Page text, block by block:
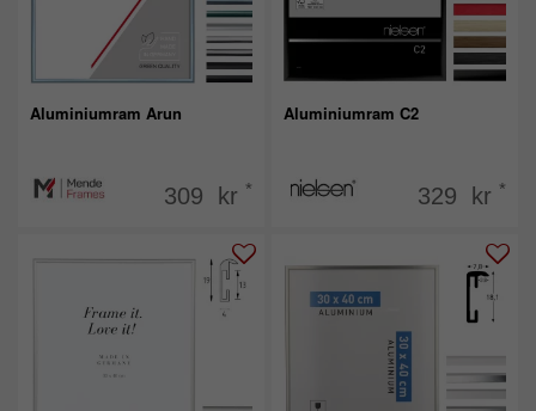
Aluminiumram Arun
309 kr *
Aluminiumram C2
329 kr *